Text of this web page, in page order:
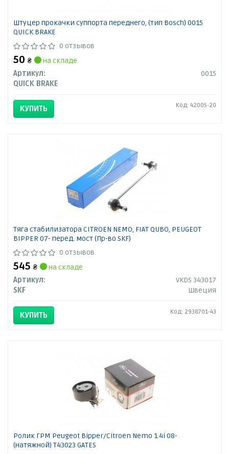
Штуцер прокачки суппорта переднего, (тип Bosch) 0015
QUICK BRAKE
0 отзывов
50 ₴
на складе
Артикул:
0015
QUICK BRAKE
КУПИТЬ Код: 42005-20
Тяга стабилизатора CITROEN NEMO, FIAT QUBO, PEUGEOT
BIPPER 07- перед. мост (Пр-во SKF)
0 отзывов
545 ₴
на складе
Артикул:
VKDS 343017
SKF
Швеция
КУПИТЬ Код: 2938701-43
Ролик ГРМ Peugeot Bipper/Citroen Nemo 1.4i 08-
(натяжной) T43023 GATES